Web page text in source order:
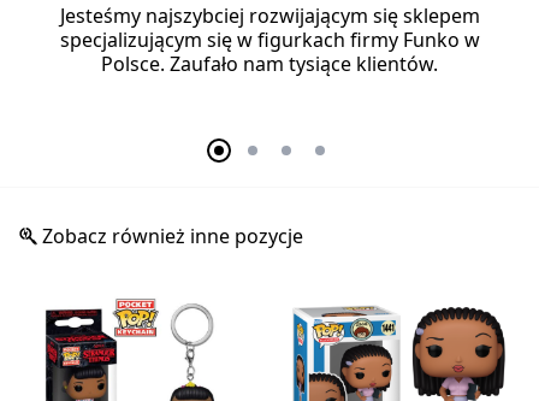
Jesteśmy najszybciej rozwijającym się sklepem
specjalizującym się w figurkach firmy Funko w
Polsce. Zaufało nam tysiące klientów.
Zobacz również inne pozycje